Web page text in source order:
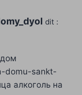
dit :
domu-sankt-
алкоголь на